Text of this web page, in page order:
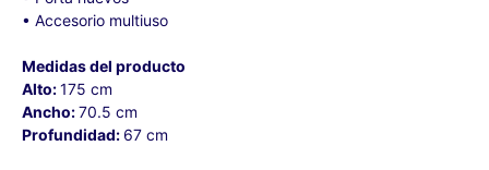
• Accesorio multiuso
Medidas del producto
Alto:175 cm
Ancho:70.5 cm
Profundidad: 67 cm